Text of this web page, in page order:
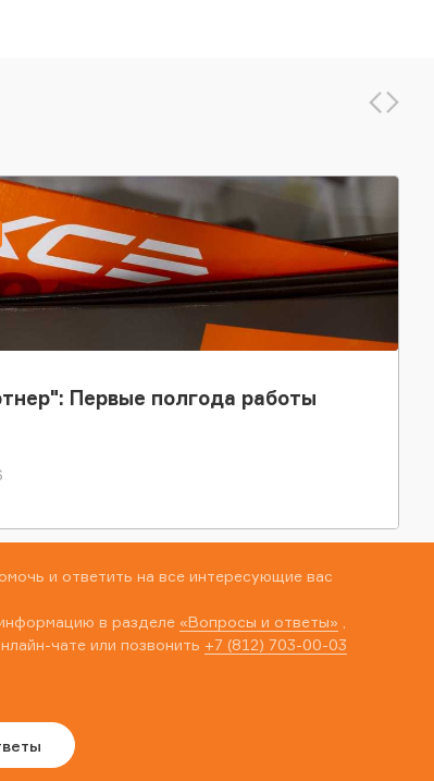
Первые полгода работы
и ответить на все интересующие вас
в разделе «Вопросы и ответы»
чате или позвонить +7 (812) 703-00-03